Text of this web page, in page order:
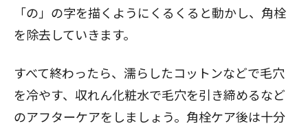
「の」の字を描くようにくるくると動かし、角栓
を除去していきます。
すべて終わったら、濡らしたコットンなどで毛穴
を冷やす、収れん化粧水で毛穴を引き締めるなど
のアフターケアをしましょう。角栓ケア後は十分